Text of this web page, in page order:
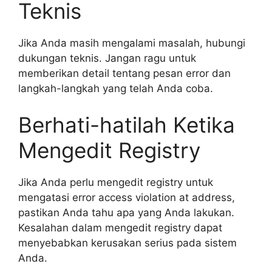
Teknis
Jika Anda masih mengalami masalah, hubungi
dukungan teknis. Jangan ragu untuk
memberikan detail tentang pesan error dan
langkah-langkah yang telah Anda coba.
Berhati-hatilah Ketika
Mengedit Registry
Jika Anda perlu mengedit registry untuk
mengatasi error access violation at address,
pastikan Anda tahu apa yang Anda lakukan.
Kesalahan dalam mengedit registry dapat
menyebabkan kerusakan serius pada sistem
Anda.